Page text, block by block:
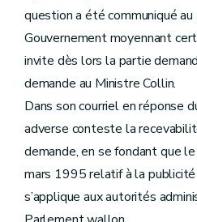
question a été communiqué
Gouvernement moyennant
invite dès lors la partie
demande au Ministre Collin.
Dans son courriel en réponse
adverse conteste la
demande, en se fondant que
mars 1995 relatif à la publicité
s’applique aux autorités